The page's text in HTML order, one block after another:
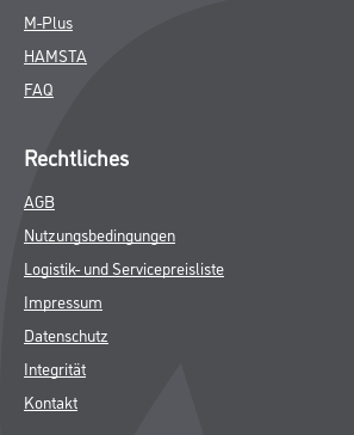
M-Plus
HAMSTA
FAQ
Rechtliches
AGB
Nutzungsbedingungen
Logistik- und Servicepreisliste
Impressum
Datenschutz
Integrität
Kontakt